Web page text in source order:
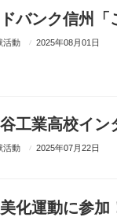
バンク信州「
活動 2025年08月01日
谷工業高校イ
活動 2025年07月22日
化運動に参加